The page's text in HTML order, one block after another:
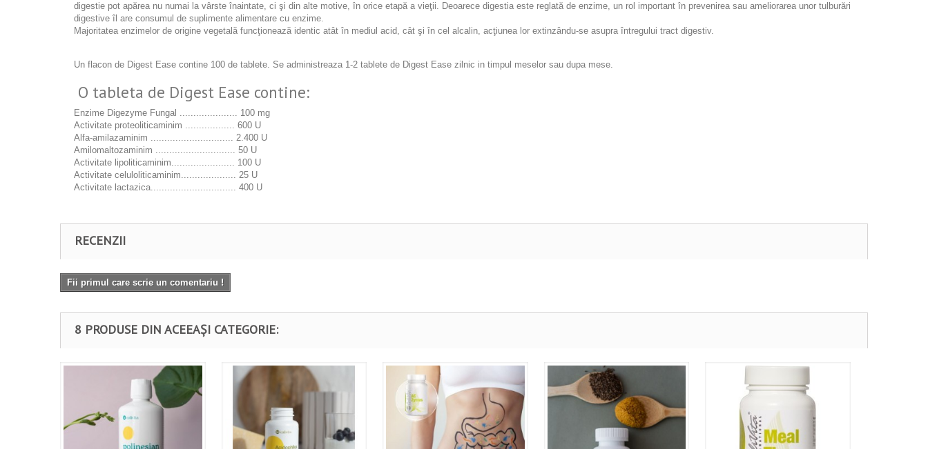
digestie pot apărea nu numai la vârste înaintate, ci şi din alte motive, în orice etapă a vieţii. Deoarece digestia este reglată de enzime, un rol important în prevenirea sau ameliorarea unor tulburări
digestive îl are consumul de suplimente alimentare cu enzime.
Majoritatea enzimelor de origine vegetală funcţionează identic atât în mediul acid, cât şi în cel alcalin, acţiunea lor extinzându-se asupra întregului tract digestiv.
Un flacon de Digest Ease contine 100 de tablete. Se administreaza 1-2 tablete de Digest Ease zilnic in timpul meselor sau dupa mese.
O tableta de Digest Ease contine:
Enzime Digezyme Fungal ..................... 100 mg
Activitate proteoliticaminim .................. 600 U
Alfa-amilazaminim .............................. 2.400 U
Amilomaltozaminim ............................. 50 U
Activitate lipoliticaminim....................... 100 U
Activitate celuloliticaminim.................... 25 U
Activitate lactazica............................... 400 U
RECENZII
Fii primul care scrie un comentariu !
8 PRODUSE DIN ACEEAȘI CATEGORIE: